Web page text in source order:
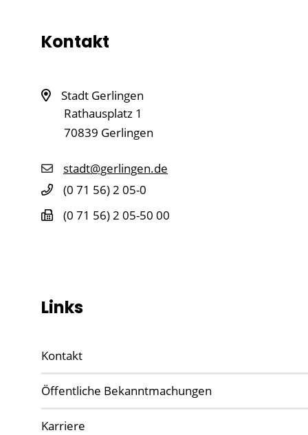
Kontakt
Stadt Gerlingen
Rathausplatz 1
70839 Gerlingen
stadt@gerlingen.de
(0 71 56) 2 05-0
(0 71 56) 2 05-50 00
Links
Kontakt
Öffentliche Bekanntmachungen
Karriere